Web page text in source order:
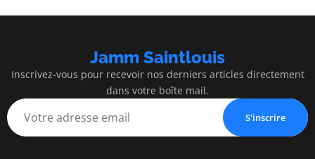
Jamm Saintlouis
Inscrivez-vous pour recevoir nos derniers articles directement
dans votre boîte mail.
S'inscrire